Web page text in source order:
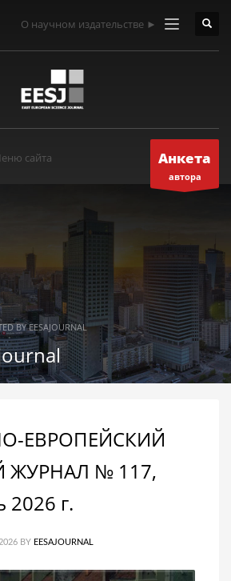
О научном издательстве ►
сайта Анкета
автора
BY EESAJOURNAL
ЕВРОПЕЙСКИЙ
ЖУРНАЛ № 117,
г.
BY EESAJOURNAL